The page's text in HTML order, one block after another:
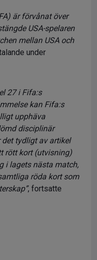
är förvånat över
USA-spelaren
mellan USA och
under
27 i Fifa:s
kan Fifa:s
upphäva
disciplinär
tydligt av artikel
rött kort (utvisning)
i lagets nästa match,
röda kort som
, fortsatte